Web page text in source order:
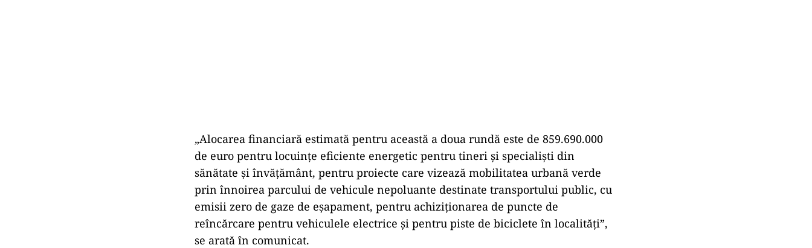
„Alocarea financiară estimată pentru această a doua rundă este de 859.690.000
de euro pentru locuinţe eficiente energetic pentru tineri şi specialişti din
sănătate şi învăţământ, pentru proiecte care vizează mobilitatea urbană verde
prin înnoirea parcului de vehicule nepoluante destinate transportului public, cu
emisii zero de gaze de eşapament, pentru achiziţionarea de puncte de
reîncărcare pentru vehiculele electrice şi pentru piste de biciclete în localităţi”,
se arată în comunicat.